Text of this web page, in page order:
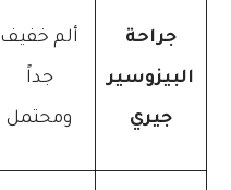
جراحة
البيزوسير
جيري
ألم خفيف
جداً
ومحتمل